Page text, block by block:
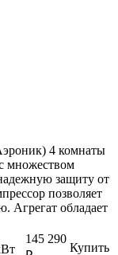
4 комнаты
множеством
защиту от
позволяет
Агрегат обладает
145 290
Купить